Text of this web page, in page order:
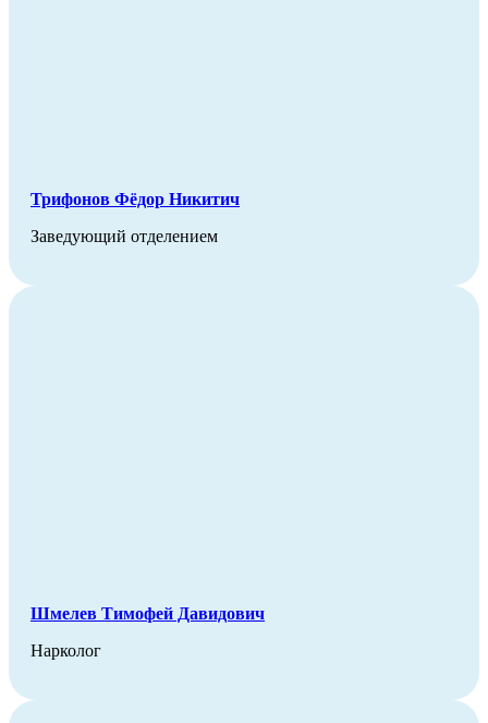
Трифонов Фёдор Никитич
Заведующий отделением
Шмелев Тимофей Давидович
Нарколог